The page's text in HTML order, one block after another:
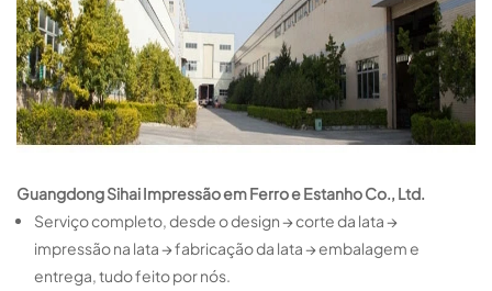
Guangdong Sihai Impressão em Ferro e Estanho Co., Ltd.
Serviço completo, desde o design → corte da lata →
impressão na lata → fabricação da lata → embalagem e
entrega, tudo feito por nós.